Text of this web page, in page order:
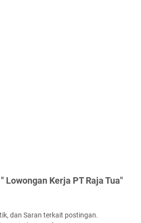
Kerja PT Raja Tua"
dan Saran terkait postingan.